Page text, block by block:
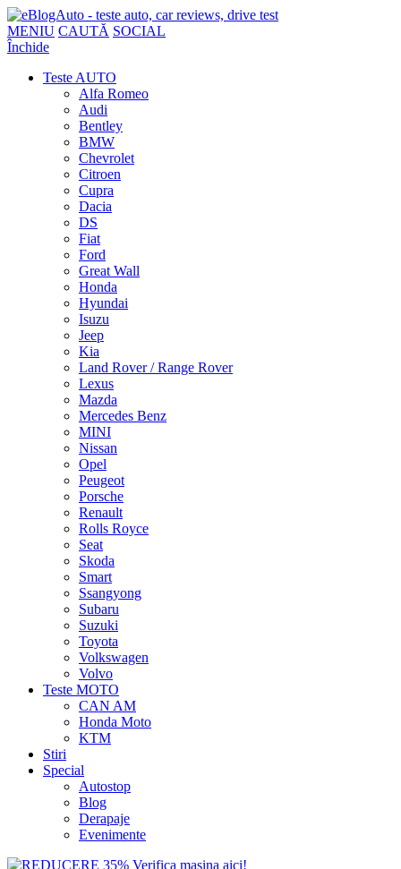
MENIU CAUTĂ SOCIAL
Închide
Teste AUTO
Alfa Romeo
Audi
Bentley
BMW
Chevrolet
Citroen
Cupra
Dacia
DS
Fiat
Ford
Great Wall
Honda
Hyundai
Isuzu
Jeep
Kia
Land Rover / Range Rover
Lexus
Mazda
Mercedes Benz
MINI
Nissan
Opel
Peugeot
Porsche
Renault
Rolls Royce
Seat
Skoda
Smart
Ssangyong
Subaru
Suzuki
Toyota
Volkswagen
Volvo
Teste MOTO
CAN AM
Honda Moto
KTM
Stiri
Special
Autostop
Blog
Derapaje
Evenimente